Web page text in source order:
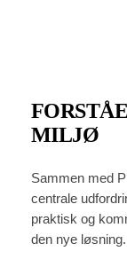
MILJØ
Sammen med
centrale
praktisk og
den nye løsning.